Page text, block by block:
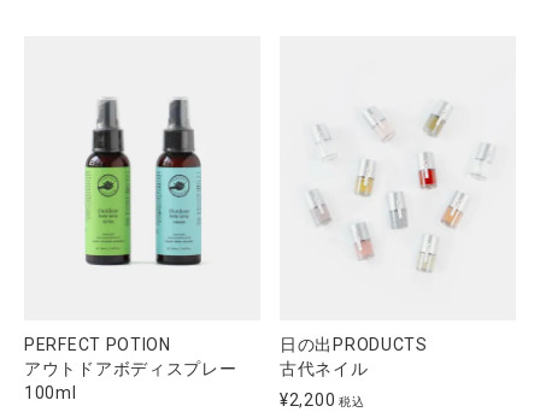
PERFECT POTION
アウトドアボディスプレー
100ml
日の出PRODUCTS
古代ネイル
¥2,200 税込